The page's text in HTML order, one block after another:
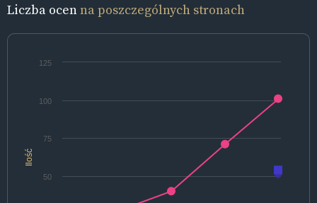
Liczba ocenna poszczególnych stronach
Ilość
100
50
75
125